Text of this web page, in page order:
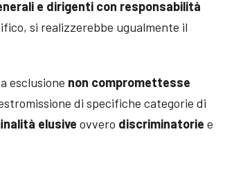
e dirigenti con responsabilità
si realizzerebbe ugualmente il
esclusione non compromettesse
di specifiche categorie di
elusive ovvero discriminatorie e